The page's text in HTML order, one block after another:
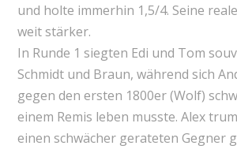
und holte immerhin 1,5/4. Seine
weit stärker.
In Runde 1 siegten Edi und Tom
Schmidt und Braun, während sich
gegen den ersten 1800er (Wolf)
einem Remis leben musste. Alex
einen schwächer gerateten Gegner